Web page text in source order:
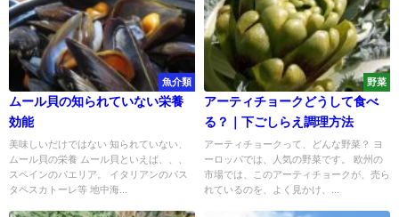
魚介類
ムール貝の知られていない栄養
効能
美味しいだけではない 知られていない、
ムール貝の栄養 ムール貝といえば、、、
スペインのパエリア。 イタリアンのパス
タペスカトーレ等 地中海...
野菜
アーティチョークどうして食べ
る？｜下ごしらえ調理方法
アーティチョークって、どんな野菜？ ヨ
ーロッパでは、人気の野菜です。 欧州の
市場では、このアーティチョークが、売ら
れているのを、よく見かけ、...